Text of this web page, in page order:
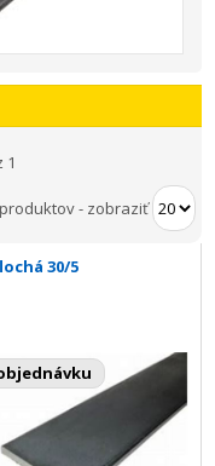
1
- zobraziť
30/5